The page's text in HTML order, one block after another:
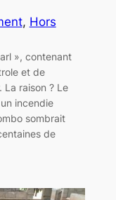
, Hors
», contenant
et de
raison ? Le
incendie
sombrait
de